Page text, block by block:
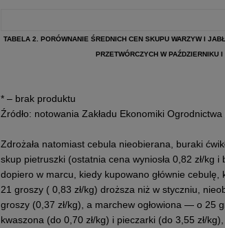
TABELA 2. PORÓWNANIE ŚREDNICH CEN SKUPU WARZYW I
PRZETWÓRCZYCH W
* – brak produktu
Źródło: notowania Zakładu Ekonomiki Ogrodnictwa
Zdrożała natomiast cebula nieobierana, buraki
skup pietruszki (ostatnia cena wyniosła 0,82 zł/kg
dopiero w marcu, kiedy kupowano głównie cebulę,
21 groszy ( 0,83 zł/kg) droższa niż w styczniu,
groszy (0,37 zł/kg), a marchew ogłowiona — o 25
kwaszona (do 0,70 zł/kg) i pieczarki (do 3,55 zł/